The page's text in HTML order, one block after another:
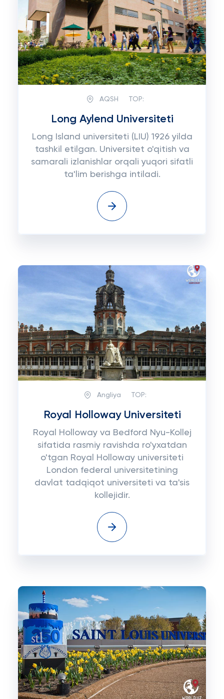
AQSH TOP:
Long Aylend Universiteti
Long Island universiteti (LIU) 1926 yilda
tashkil etilgan. Universitet o'qitish va
samarali izlanishlar orqali yuqori sifatli
ta'lim berishga intiladi.
Angliya TOP:
Royal Holloway Universiteti
Royal Holloway va Bedford Nyu-Kollej
sifatida rasmiy ravishda ro'yxatdan
o'tgan Royal Holloway universiteti
London federal universitetining
davlat tadqiqot universiteti va ta'sis
kollejidir.